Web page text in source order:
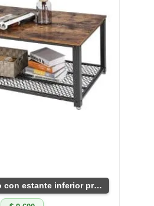
Mesa de centro con estante inferior práctica y versátil